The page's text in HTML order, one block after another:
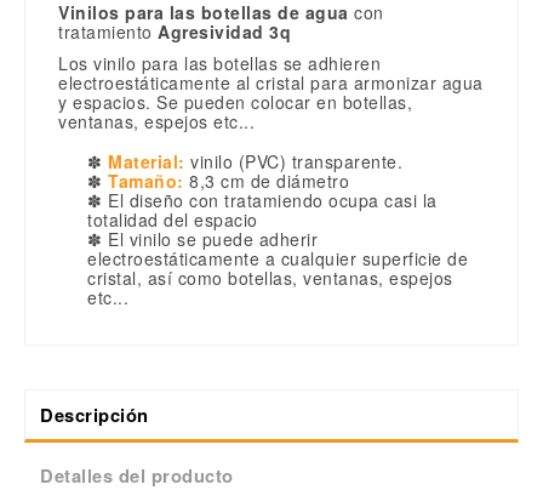
Vinilos para las botellas de agua con
tratamiento Agresividad 3q
Los vinilo para las botellas se adhieren
electroestáticamente al cristal para armonizar agua
y espacios. Se pueden colocar en botellas,
ventanas, espejos etc...
✽ Material: vinilo (PVC) transparente.
✽ Tamaño: 8,3 cm de diámetro
✽ El diseño con tratamiendo ocupa casi la
totalidad del espacio
✽ El vinilo se puede adherir
electroestáticamente a cualquier superficie de
cristal, así como botellas, ventanas, espejos
etc...
Descripción
Detalles del producto